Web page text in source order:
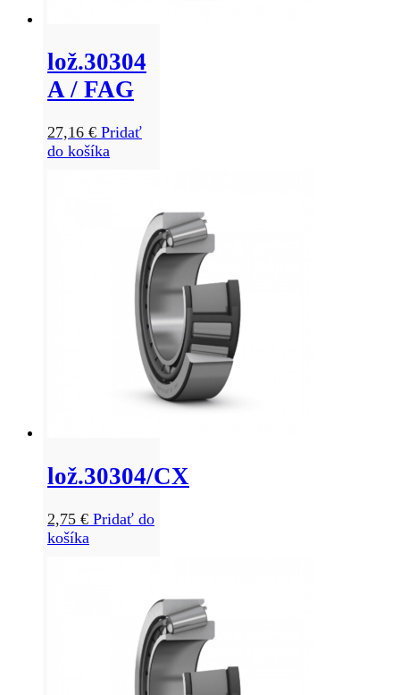
lož.30304
A / FAG
27,16 € Pridať
do košíka
lož.30304/CX
2,75 € Pridať do
košíka